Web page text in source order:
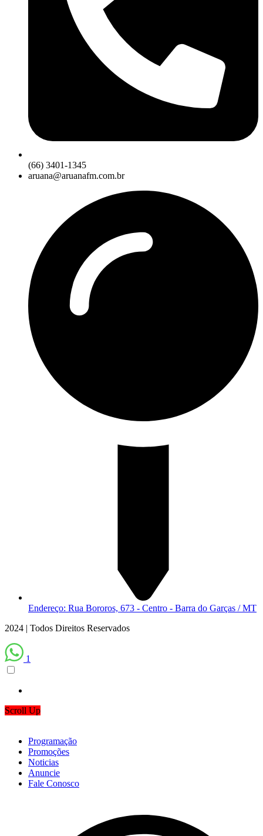
(66) 3401-1345
aruana@aruanafm.com.br
Endereço: Rua Bororos, 673 - Centro - Barra do Garças / MT
2024 | Todos Direitos Reservados
1
Scroll Up
Programação
Promoções
Noticias
Anuncie
Fale Conosco